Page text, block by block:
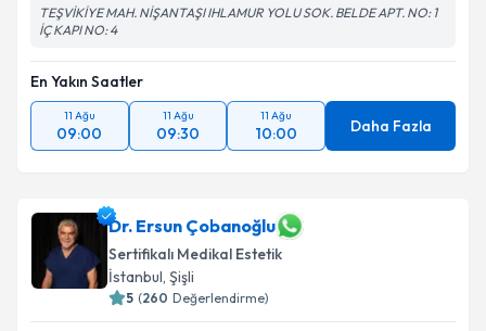
TEŞVİKİYE MAH. NİŞANTAŞI IHLAMUR YOLU SOK. BELDE APT. NO: 1
İÇ KAPI NO: 4
En Yakın Saatler
11 Ağu
09:00
11 Ağu
09:30
11 Ağu
10:00 Daha Fazla
Dr. Ersun Çobanoğlu
Sertifikalı Medikal Estetik
İstanbul, Şişli
5 (260 Değerlendirme)